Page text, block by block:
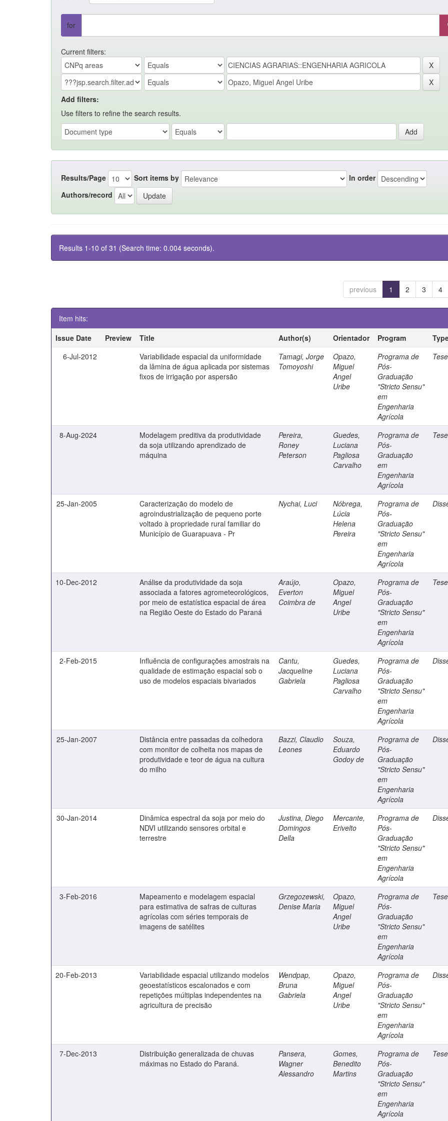
for
Current filters:
Add filters:
Use filters to refine the search results.
Results/Page Sort items by
In order
Authors/record
Results 1-10 of 31 (Search time: 0.004 seconds).
previous 1 2 3 4
Item hits:
Issue Date
Preview Title Author(s) Orientador Program
6-Jul-2012
Variabilidade espacial da uniformidade
da lâmina de água aplicada por sistemas
fixos de irrigação por aspersão
Tamagi, Jorge
Tomoyoshi
Opazo,
Miguel
Angel
Uribe
Programa de
Pós-
Graduação
"Stricto Sensu"
em
Engenharia
Agrícola
Tese
8-Aug-2024
Modelagem preditiva da produtividade
da soja utilizando aprendizado de
máquina
Pereira,
Roney
Peterson
Guedes,
Luciana
Pagliosa
Carvalho
Programa de
Pós-
Graduação
em
Engenharia
Agrícola
Tese
25-Jan-2005
Caracterização do modelo de
agroindustrialização de pequeno porte
voltado à propriedade rural familiar do
Município de Guarapuava - Pr
Nychai, Luci
Nóbrega,
Lúcia
Helena
Pereira
Programa de
Pós-
Graduação
"Stricto Sensu"
em
Engenharia
Agrícola
10-Dec-2012
Análise da produtividade da soja
associada a fatores agrometeorológicos,
por meio de estatística espacial de área
na Região Oeste do Estado do Paraná
Araújo,
Everton
Coimbra de
Opazo,
Miguel
Angel
Uribe
Programa de
Pós-
Graduação
"Stricto Sensu"
em
Engenharia
Agrícola
Tese
2-Feb-2015
Influência de configurações amostrais na
qualidade de estimação espacial sob o
uso de modelos espaciais bivariados
Cantu,
Jacqueline
Gabriela
Guedes,
Luciana
Pagliosa
Carvalho
Programa de
Pós-
Graduação
"Stricto Sensu"
em
Engenharia
Agrícola
25-Jan-2007
Distância entre passadas da colhedora
com monitor de colheita nos mapas de
produtividade e teor de água na cultura
do milho
Bazzi, Claudio
Leones
Souza,
Eduardo
Godoy de
Programa de
Pós-
Graduação
"Stricto Sensu"
em
Engenharia
Agrícola
30-Jan-2014
Dinâmica espectral da soja por meio do
NDVI utilizando sensores orbital e
terrestre
Justina, Diego
Domingos
Della
Mercante,
Erivelto
Programa de
Pós-
Graduação
"Stricto Sensu"
em
Engenharia
Agrícola
3-Feb-2016
Mapeamento e modelagem espacial
para estimativa de safras de culturas
agrícolas com séries temporais de
imagens de satélites
Grzegozewski,
Denise Maria
Opazo,
Miguel
Angel
Uribe
Programa de
Pós-
Graduação
"Stricto Sensu"
em
Engenharia
Agrícola
Tese
20-Feb-2013
Variabilidade espacial utilizando modelos
geoestatísticos escalonados e com
repetições múltiplas independentes na
agricultura de precisão
Wendpap,
Bruna
Gabriela
Opazo,
Miguel
Angel
Uribe
Programa de
Pós-
Graduação
"Stricto Sensu"
em
Engenharia
Agrícola
7-Dec-2013
Distribuição generalizada de chuvas
máximas no Estado do Paraná.
Pansera,
Wagner
Alessandro
Gomes,
Benedito
Martins
Programa de
Pós-
Graduação
"Stricto Sensu"
em
Engenharia
Agrícola
Tese